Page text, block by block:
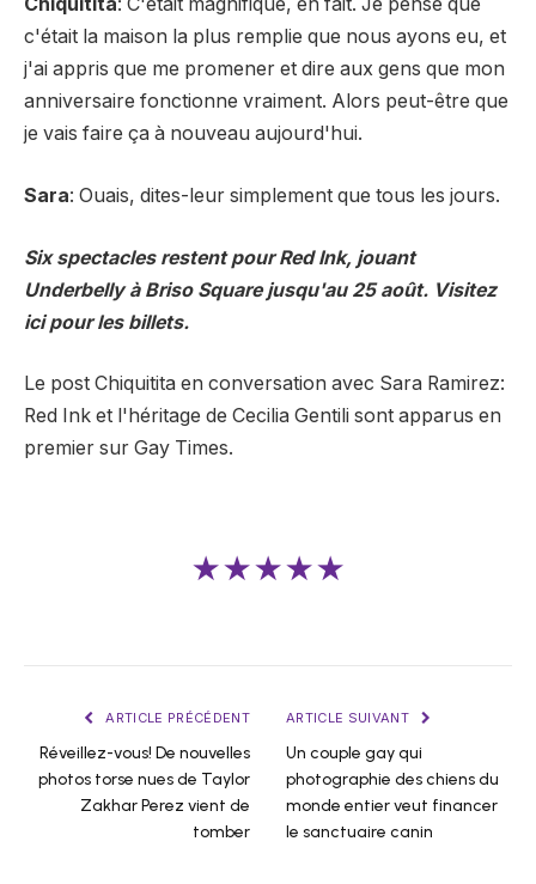
Chiquitita: C'était magnifique, en fait. Je pense que
c'était la maison la plus remplie que nous ayons eu, et
j'ai appris que me promener et dire aux gens que mon
anniversaire fonctionne vraiment. Alors peut-être que
je vais faire ça à nouveau aujourd'hui.
Sara: Ouais, dites-leur simplement que tous les jours.
Six spectacles restent pour Red Ink, jouant
Underbelly à Briso Square jusqu'au 25 août. Visitez
ici pour les billets.
Le post Chiquitita en conversation avec Sara Ramirez:
Red Ink et l'héritage de Cecilia Gentili sont apparus en
premier sur Gay Times.
★★★★★
ARTICLE PRÉCÉDENT
Réveillez-vous! De nouvelles
photos torse nues de Taylor
Zakhar Perez vient de
tomber
ARTICLE SUIVANT
Un couple gay qui
photographie des chiens du
monde entier veut financer
le sanctuaire canin